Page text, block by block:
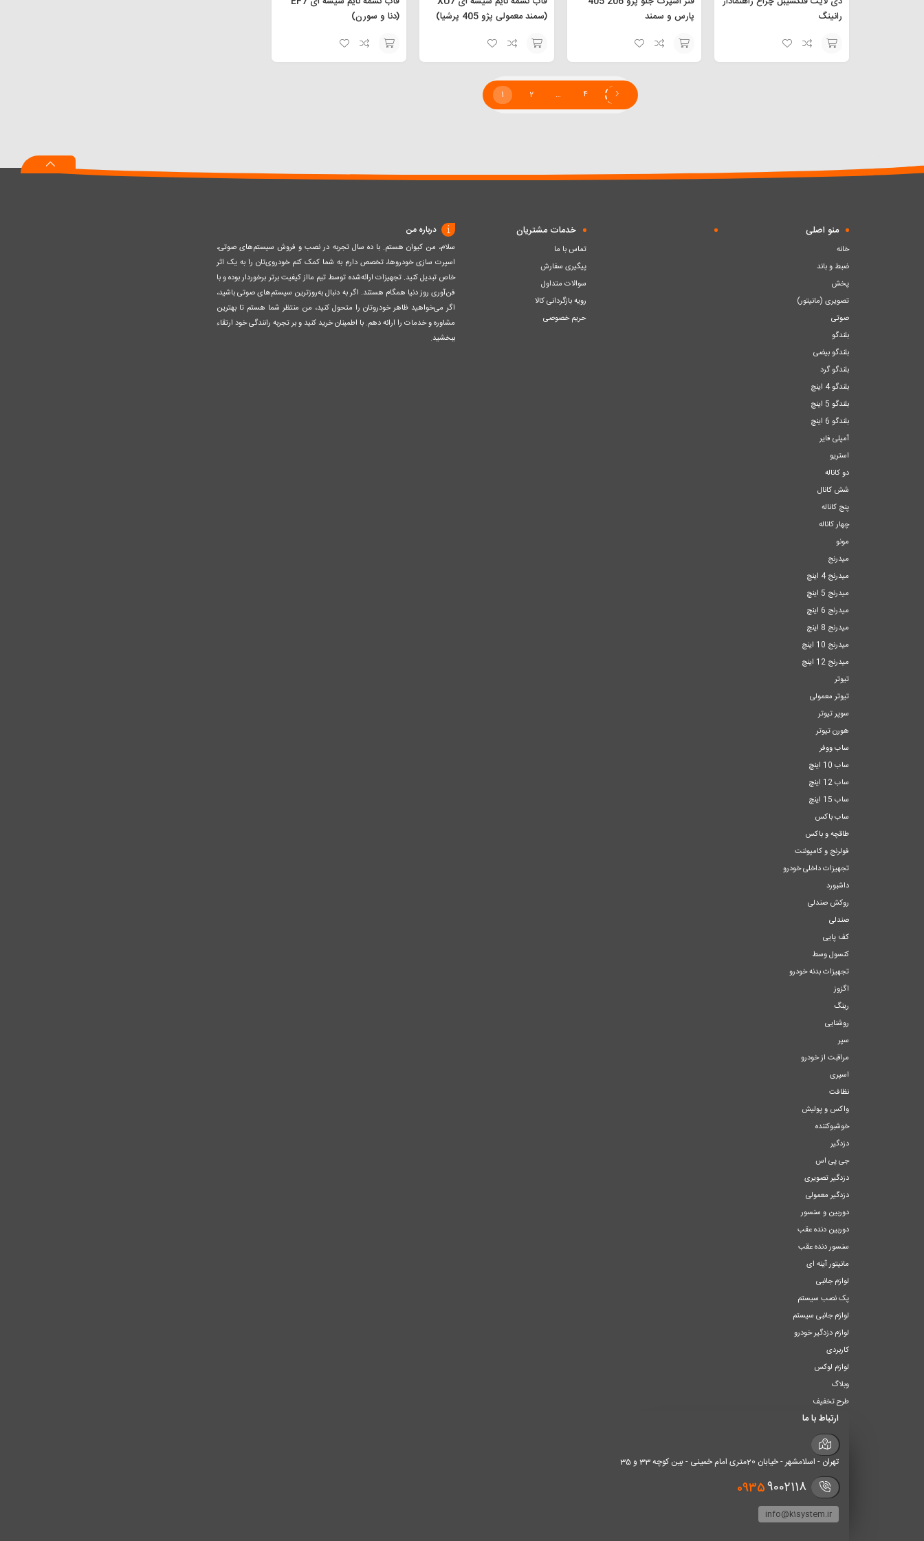
رانینگ
افزودن
پارس و سمند
افزودن
(سمند معمولی پژو 405 پرشیا)
افزودن
به
سبد
(دنا و سورن)
افزودن
1 2 … 4
منو اصلی
خانه
ضبط و باند
پخش
تصویری (مانیتور)
صوتی
بلندگو
بلندگو بیضی
بلندگو گرد
بلندگو 4 اینچ
بلندگو 5 اینچ
بلندگو 6 اینچ
آمپلی فایر
استریو
دو کاناله
شش کانال
پنج کاناله
چهار کاناله
مونو
میدرنج
میدرنج 4 اینچ
میدرنج 5 اینچ
میدرنج 6 اینچ
میدرنج 8 اینچ
میدرنج 10 اینچ
میدرنج 12 اینچ
تیوتر
تیوتر معمولی
سوپر تیوتر
هورن تیوتر
ساب ووفر
ساب 10 اینچ
ساب 12 اینچ
ساب 15 اینچ
ساب باکس
طاقچه و باکس
فولرنج و کامپوننت
تجهیزات داخلی خودرو
داشبورد
روکش صندلی
صندلی
کف پایی
کنسول وسط
تجهیزات بدنه خودرو
اگزوز
رینگ
روشنایی
سپر
مراقبت از خودرو
اسپری
نظافت
واکس و پولیش
خوشبوکننده
دزدگیر
جی پی اس
دزدگیر تصویری
دزدگیر معمولی
دوربین و سنسور
دوربین دنده عقب
سنسور دنده عقب
مانیتور آینه ای
لوازم جانبی
پک نصب سیستم
لوازم جانبی سیستم
لوازم دزدگیر خودرو
کاربردی
لوازم لوکس
وبلاگ
طرح تخفیف
خدمات مشتریان
تماس با ما
پیگیری سفارش
سوالات متداول
رویه بازگردانی کالا
حریم خصوصی
درباره من
سلام، من کیوان هستم. با ده سال تجربه در نصب و فروش سیستم‌های صوتی،
اسپرت سازی خودروها، تخصص دارم به شما کمک کنم خودروی‌تان را به یک اثر
خاص تبدیل کنید. تجهیزات ارائه‌شده توسط تیم مااز کیفیت برتر برخوردار بوده و با
فن‌آوری روز دنیا همگام هستند. اگر به دنبال به‌روزترین سیستم‌های صوتی باشید،
اگر می‌خواهید ظاهر خودروتان را متحول کنید، من منتظر شما هستم تا بهترین
مشاوره و خدمات را ارائه دهم. با اطمینان خرید کنید و بر تجربه رانندگی خود ارتقاء
ببخشید.
ارتباط با ما
تهران - اسلامشهر - خیابان 20متری امام خمینی - بین کوچه 33 و 35
09359002118
info@k1system.ir